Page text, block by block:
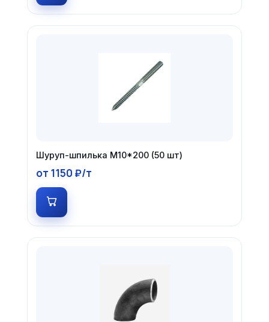
Шуруп-шпилька М10*200 (50 шт)
от 1150 ₽/т